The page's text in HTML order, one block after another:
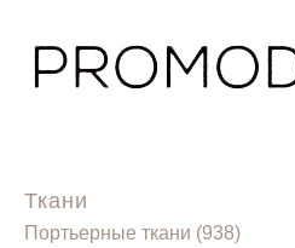
Ткани
Портьерные ткани (938)